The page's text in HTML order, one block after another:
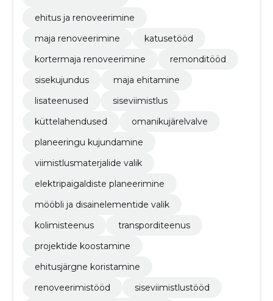
ehitus ja renoveerimine
maja renoveerimine
katusetööd
kortermaja renoveerimine
remonditööd
sisekujundus
maja ehitamine
lisateenused
siseviimistlus
küttelahendused
omanikujärelvalve
planeeringu kujundamine
viimistlusmaterjalide valik
elektripaigaldiste planeerimine
mööbli ja disainelementide valik
kolimisteenus
transporditeenus
projektide koostamine
ehitusjärgne koristamine
renoveerimistööd
siseviimistlustööd